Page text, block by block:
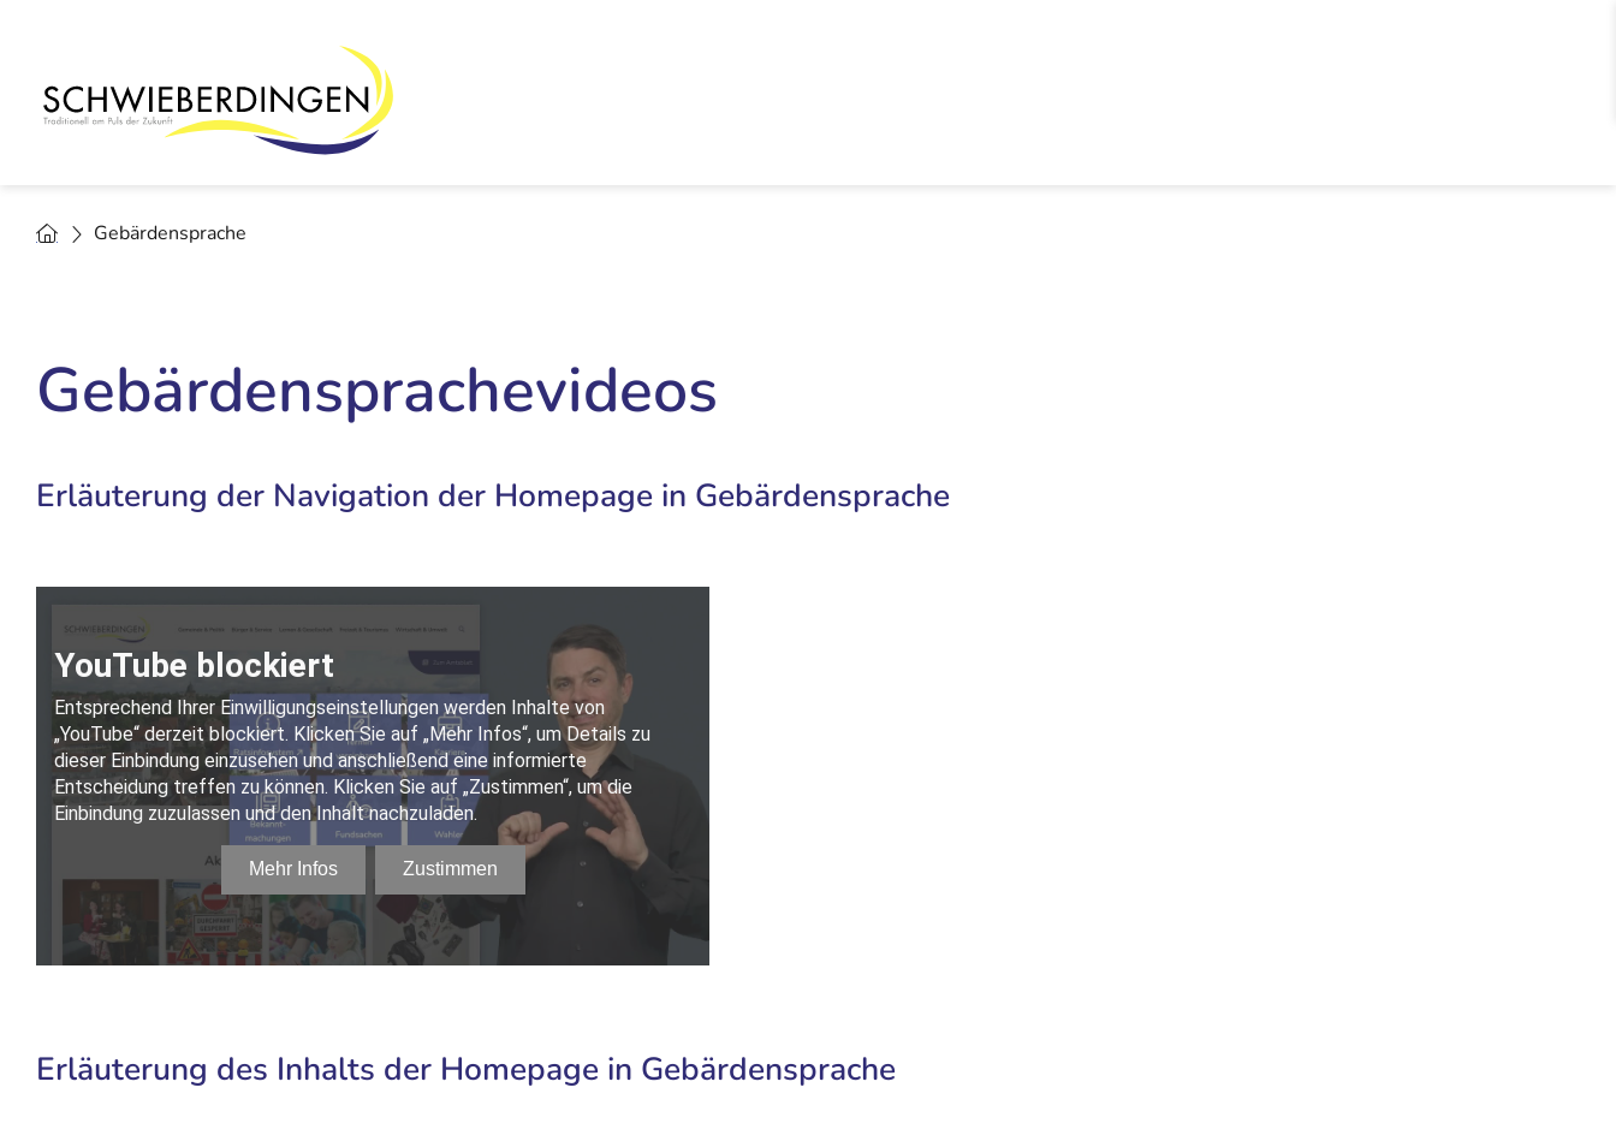
Gebärdensprache
Gebärdensprachevideos
Erläuterung der Navigation der Homepage in Gebärdensprache
Erläuterung des Inhalts der Homepage in Gebärdensprache